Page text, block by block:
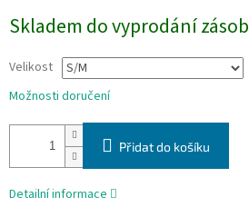
cena:
Skladem do vyprodání zásob
Velikost
Možnosti doručení
Přidat do košíku
Detailní informace